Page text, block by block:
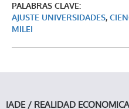
PALABRAS CLAVE:
AJUSTE UNIVERSIDADES,
MILEI
IADE / REALIDAD ECONOMICA